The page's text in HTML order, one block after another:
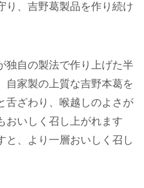
り、吉野葛製品を作り続け
独自の製法で作り上げた半
自家製の上質な吉野本葛を
舌ざわり、喉越しのよさが
おいしく召し上がれます
と、より一層おいしく召し